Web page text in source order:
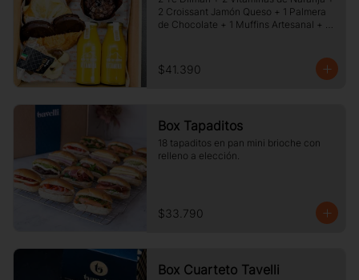
2 Croissant Jamón Queso + 1 Palmera
de Chocolate + 1 Muffins Artesanal +
$41.390
Box Tapaditos
18 tapaditos en pan mini brioche con
relleno a elección.
$33.790
Box Cuarteto Tavelli